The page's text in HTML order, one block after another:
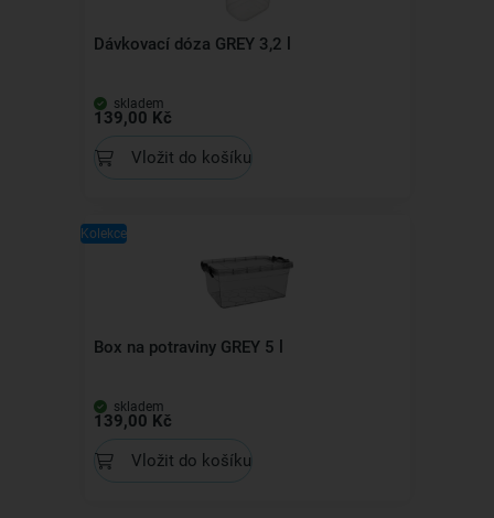
Dávkovací dóza GREY 3,2 l
skladem
139,00 Kč
Vložit do košíku
Kolekce
Box na potraviny GREY 5 l
skladem
139,00 Kč
Vložit do košíku